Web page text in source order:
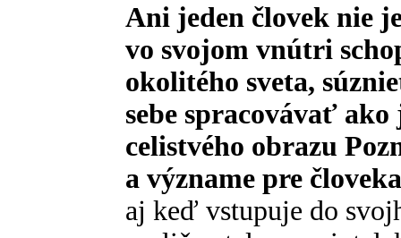
Ani jeden človek nie
vo svojom vnútri
okolitého sveta,
sebe spracovávať
celistvého obrazu
a význame pre
aj keď vstupuje do